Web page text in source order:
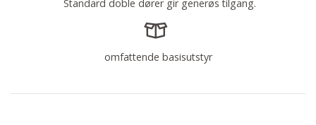
Standard doble dører gir generøs tilgang.
omfattende basisutstyr